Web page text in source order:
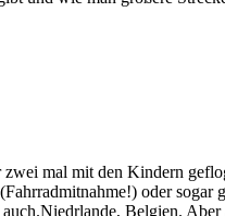
mal mit den Kindern
oder sogar
Belgien.